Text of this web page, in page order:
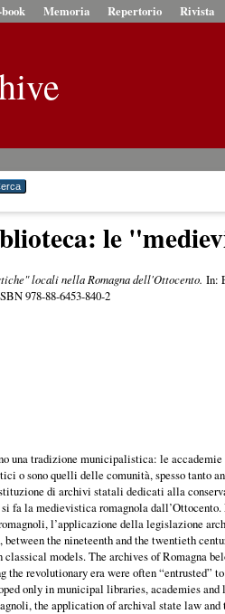
Memoria Repertorio Rivista
le
locali nella Romagna dell'Ottocento. In:
978-88-6453-840-2
tradizione municipalistica: le
sono quelli delle comunità, spesso tanto
di archivi statali dedicati alla
la medievistica romagnola
l’applicazione della legislazione
the nineteenth and the twentieth
models. The archives of
revolutionary era were often
only in municipal libraries, academies
the application of archival state law